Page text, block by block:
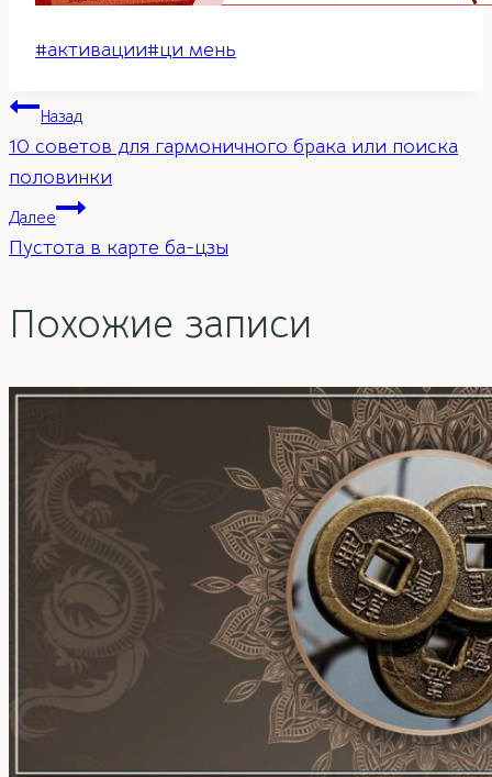
Метки
#активации#ци мень
Навигация
по
записям
Назад
10 советов для гармоничного брака или поиска
половинки
Далее
Пустота в карте ба-цзы
Похожие записи